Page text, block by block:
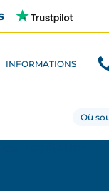
INFORMATIONS